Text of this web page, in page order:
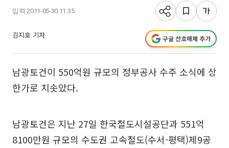
입력 2011-05-30 11:35
김지호 기자 구글 선호매체 추가
남광토건이 550억원 규모의 정부공사 수주 소식에 상
한가로 치솟았다.
남광토건은 지난 27일 한국철도시설공단과 551억
8100만원 규모의 수도권 고속철도(수서-평택)제9공